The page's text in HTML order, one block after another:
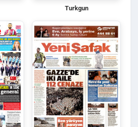
Turkgun